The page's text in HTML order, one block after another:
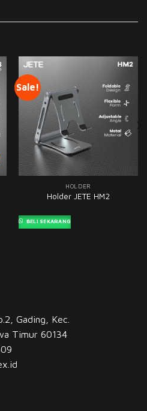
Sale!
HOLDER
Holder JETE HM2
BELI SEKARANG
Gading, Kec.
Timur 60134